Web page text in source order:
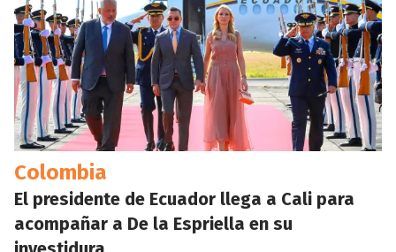
Colombia
El presidente de Ecuador llega a Cali para
acompañar a De la Espriella en su